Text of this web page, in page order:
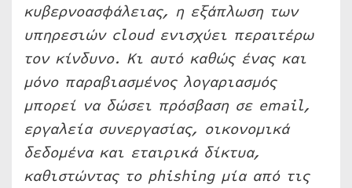
κυβερνοασφάλειας, η εξάπλωση των
υπηρεσιών cloud ενισχύει περαιτέρω
τον κίνδυνο. Κι αυτό καθώς ένας και
μόνο παραβιασμένος λογαριασμός
μπορεί να δώσει πρόσβαση σε email,
εργαλεία συνεργασίας, οικονομικά
δεδομένα και εταιρικά δίκτυα,
καθιστώντας το phishing μία από τις